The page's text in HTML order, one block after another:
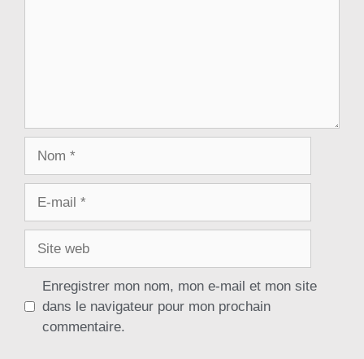
Enregistrer mon nom, mon e-mail et mon site
dans le navigateur pour mon prochain
commentaire.